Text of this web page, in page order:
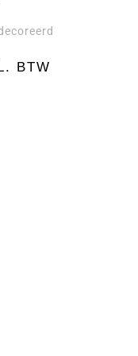
BTW